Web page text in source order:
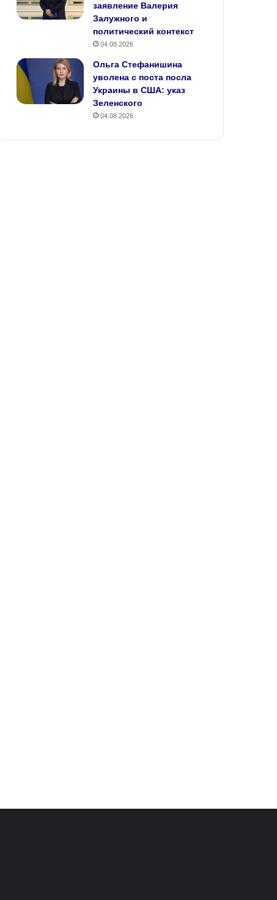
заявление Валерия
Залужного и
политический контекст
04.08.2026
Ольга Стефанишина
уволена с поста посла
Украины в США: указ
Зеленского
04.08.2026